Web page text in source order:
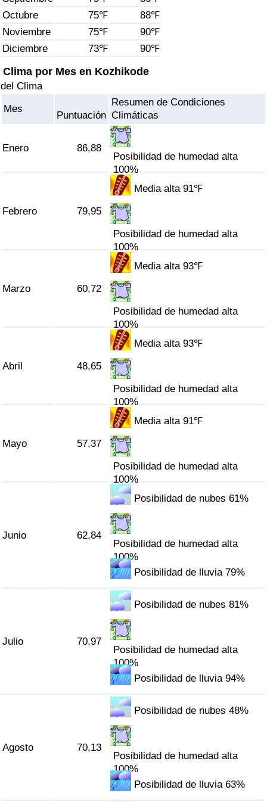
Octubre
75℉
88℉
Noviembre
75℉
90℉
Diciembre
73℉ 90℉
Clima por Mes en Kozhikode
del Clima
Mes
Puntuación
Resumen de Condiciones
Climáticas
Enero 86,88
Posibilidad de humedad alta
100%
Febrero 79,95
Media alta 91℉
Posibilidad de humedad alta
100%
Marzo 60,72
Media alta 93℉
Posibilidad de humedad alta
100%
Abril 48,65
Media alta 93℉
Posibilidad de humedad alta
100%
Mayo 57,37
Media alta 91℉
Posibilidad de humedad alta
100%
Junio 62,84
Posibilidad de nubes 61%
Posibilidad de humedad alta
100%
Posibilidad de lluvia 79%
Julio 70,97
Posibilidad de nubes 81%
Posibilidad de humedad alta
100%
Posibilidad de lluvia 94%
Agosto 70,13
Posibilidad de nubes 48%
Posibilidad de humedad alta
100%
Posibilidad de lluvia 63%
Índice de criminalidad por país
Sanidad
Índice de Sanidad (Actual)
Índice de Sanidad por País
Índice de Contaminación (Actual)
Índice de contaminación
Índice de Contaminación por País
Índice de Tráfico (Actual)
Índice de Tráfico por País